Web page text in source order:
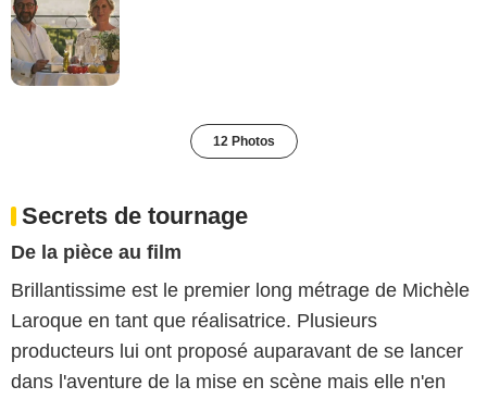
12 Photos
Secrets de tournage
De la pièce au film
Brillantissime est le premier long métrage de Michèle
Laroque en tant que réalisatrice. Plusieurs
producteurs lui ont proposé auparavant de se lancer
dans l'aventure de la mise en scène mais elle n'en